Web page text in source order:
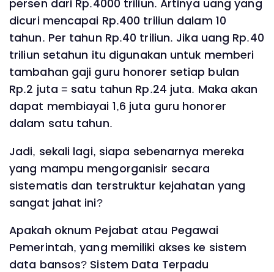
persen dari Rp.4000 triliun. Artinya uang yang
dicuri mencapai Rp.400 triliun dalam 10
tahun. Per tahun Rp.40 triliun. Jika uang Rp.40
triliun setahun itu digunakan untuk memberi
tambahan gaji guru honorer setiap bulan
Rp.2 juta = satu tahun Rp.24 juta. Maka akan
dapat membiayai 1,6 juta guru honorer
dalam satu tahun.
Jadi, sekali lagi, siapa sebenarnya mereka
yang mampu mengorganisir secara
sistematis dan terstruktur kejahatan yang
sangat jahat ini?
Apakah oknum Pejabat atau Pegawai
Pemerintah, yang memiliki akses ke sistem
data bansos? Sistem Data Terpadu